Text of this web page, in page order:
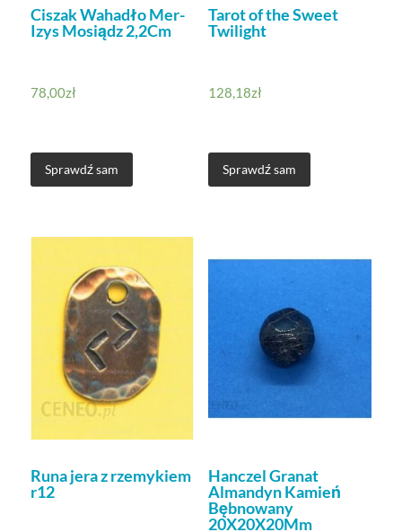
Ciszak Wahadło Mer-
Izys Mosiądz 2,2Cm
78,00zł
Sprawdź sam
Tarot of the Sweet
Twilight
128,18zł
Sprawdź sam
Runa jera z rzemykiem
r12
Hanczel Granat
Almandyn Kamień
Bębnowany
20X20X20Mm